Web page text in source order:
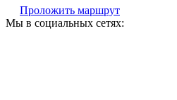
Проложить маршрут
Мы в социальных сетях: